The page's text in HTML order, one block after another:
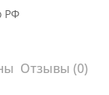
РФ
Отзывы (0)